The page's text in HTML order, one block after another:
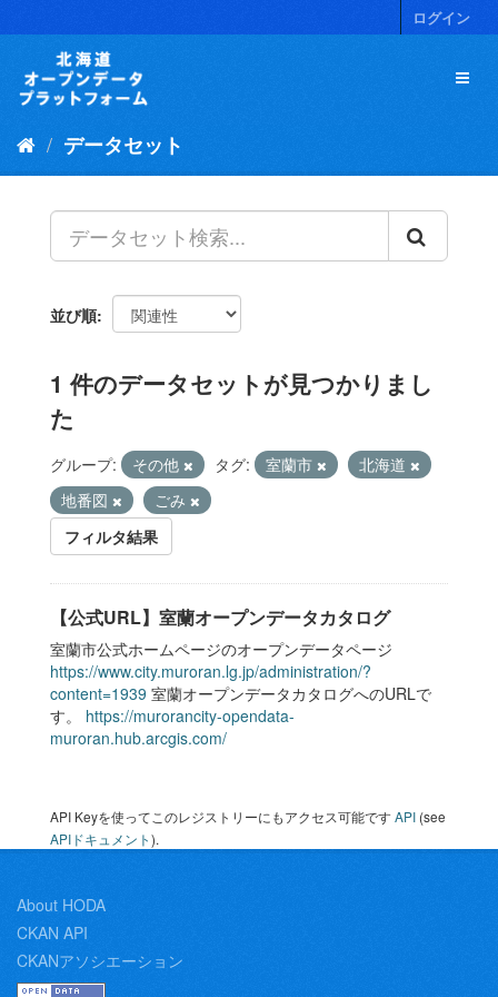
キ
ログイン
データセット
並び順
1 件のデータセットが見つかりまし
た
グループ: その他 タグ: 室蘭市
北海道
地番図
ごみ
フィルタ結果
【公式URL】室蘭オープンデータカタログ
室蘭市公式ホームページのオープンデータページ
https://www.city.muroran.lg.jp/administration/?
content=1939 室蘭オープンデータカタログへのURLで
す。 https://murorancity-opendata-
muroran.hub.arcgis.com/
API Keyを使ってこのレジストリーにもアクセス可能ですAPI (see
APIドキュメント).
About HODA
CKAN API
CKANアソシエーション